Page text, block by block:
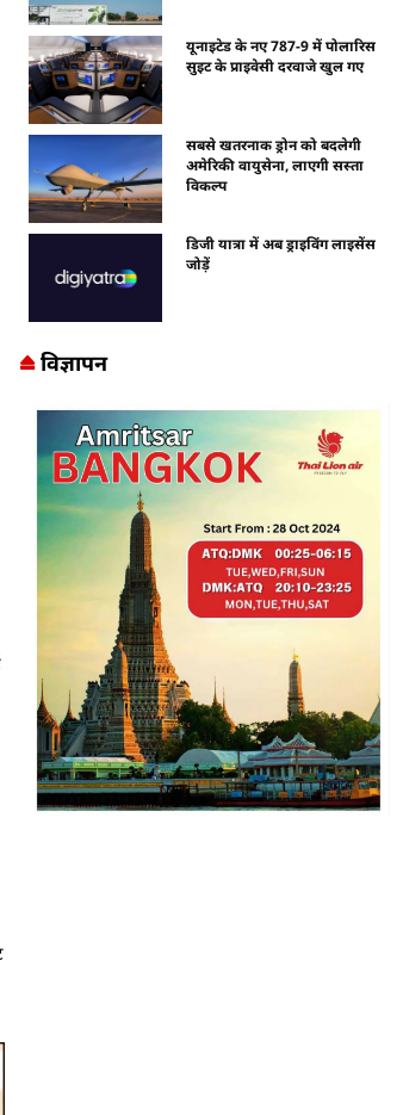
यूनाइटेड के नए 787-9 में पोलारिस
सुइट के प्राइवेसी दरवाजे खुल गए
सबसे खतरनाक ड्रोन को बदलेगी
अमेरिकी वायुसेना, लाएगी सस्ता
विकल्प
डिजी यात्रा में अब ड्राइविंग लाइसेंस
जोड़ें
विज्ञापन